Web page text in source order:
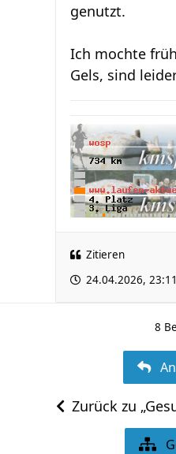
genutzt.
Ich mochte
Gels, sind
Zitieren
24.04.2026, 23:11
8
Zurück zu